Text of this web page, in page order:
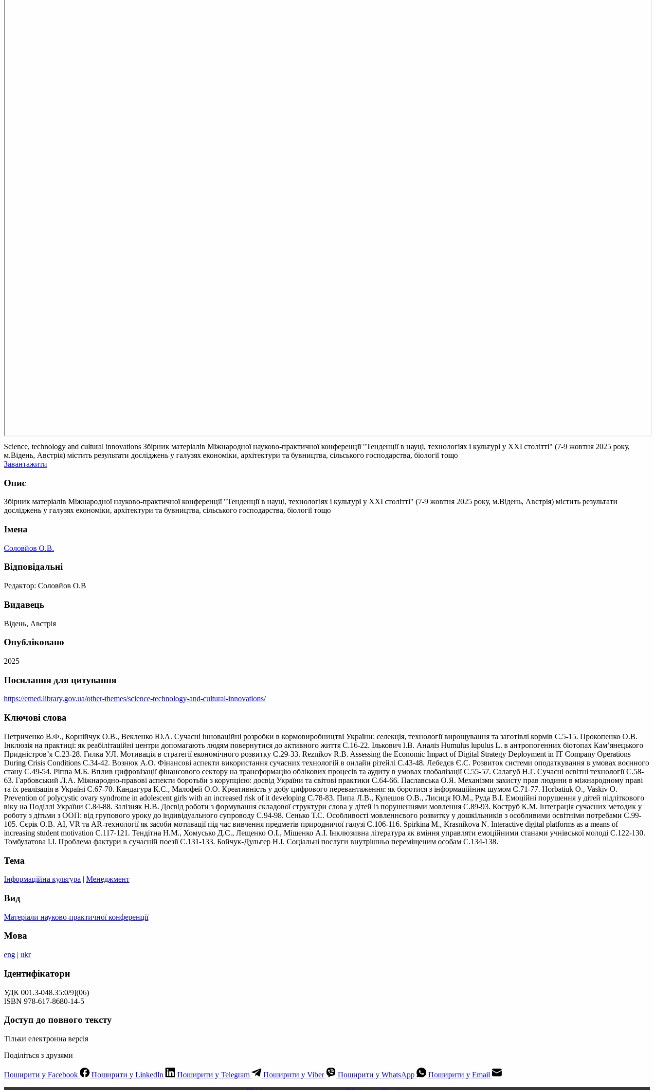
Science, technology and cultural innovations Збірник матеріалів Міжнародної науково-практичної конференції "Тенденції в науці, технологіях і культурі у XXI столітті" (7-9 жовтня 2025 року,
м.Відень, Австрія) містить результати досліджень у галузях економіки, архітектури та бувництва, сільського господарства, біології тощо
Завантажити
Опис
Збірник матеріалів Міжнародної науково-практичної конференції "Тенденції в науці, технологіях і культурі у XXI столітті" (7-9 жовтня 2025 року, м.Відень, Австрія) містить результати
досліджень у галузях економіки, архітектури та бувництва, сільського господарства, біології тощо
Імена
Соловйов О.В.
Відповідальні
Редактор: Соловйов О.В
Видавець
Відень, Австрія
Опубліковано
2025
Посилання для цитування
https://emed.library.gov.ua/other-themes/science-technology-and-cultural-innovations/
Ключові слова
Петриченко В.Ф., Корнійчук О.В., Векленко Ю.А. Сучасні інноваційні розробки в кормовиробництві України: селекція, технології вирощування та заготівлі кормів С.5-15. Прокопенко О.В.
Інклюзія на практиці: як реабілітаційні центри допомагають людям повернутися до активного життя С.16-22. Ількович І.В. Аналіз Humulus lupulus L. в антропогенних біотопах Кам’янецького
Придністров’я С.23-28. Гилка У.Л. Мотивація в стратегії економічного розвитку С.29-33. Reznikov R.B. Assessing the Economic Impact of Digital Strategy Deployment in IT Company Operations
During Crisis Conditions С.34-42. Вознюк А.О. Фінансові аспекти використання сучасних технологій в онлайн рітейлі С.43-48. Лебедєв Є.С. Розвиток системи оподаткування в умовах воєнного
стану С.49-54. Ріппа М.Б. Вплив цифровізації фінансового сектору на трансформацію облікових процесів та аудиту в умовах глобалізації С.55-57. Салагуб Н.Г. Сучасні освітні технології С.58-
63. Гарбовський Л.А. Міжнародно-правові аспекти боротьби з корупцією: досвід України та світові практики С.64-66. Паславська О.Я. Механізми захисту прав людини в міжнародному праві
та їх реалізація в Україні С.67-70. Кандагура К.С., Малофей О.О. Креативність у добу цифрового перевантаження: як боротися з інформаційним шумом С.71-77. Horbatiuk O., Vaskiv O.
Prevention of polycystic ovary syndrome in adolescent girls with an increased risk of it developing С.78-83. Пипа Л.В., Кулешов О.В., Лисиця Ю.М., Руда В.І. Емоційні порушення у дітей підліткового
віку на Поділлі України С.84-88. Залізняк Н.В. Досвід роботи з формування складової структури слова у дітей із порушеннями мовлення С.89-93. Коструб К.М. Інтеграція сучасних методик у
роботу з дітьми з ООП: від групового уроку до індивідуального супроводу С.94-98. Сенько Т.С. Особливості мовленнєвого розвитку у дошкільників з особливими освітніми потребами С.99-
105. Сєрік О.В. AI, VR та AR-технології як засоби мотивації під час вивчення предметів природничої галузі С.106-116. Spirkina M., Krasnikova N. Interactive digital platforms as a means of
increasing student motivation С.117-121. Тендітна Н.М., Хомусько Д.С., Лещенко О.І., Міщенко А.I. Інклюзивна література як вміння управляти емоційними станами учнівської молоді С.122-130.
Томбулатова І.І. Проблема фактури в сучасній поезії С.131-133. Бойчук-Дульгер Н.I. Соціальні послуги внутрішньо переміщеним особам С.134-138.
Тема
Інформаційна культура | Менеджмент
Вид
Матеріали науково-практичної конференції
Мова
eng | ukr
Ідентифікатори
УДК 001.3-048.35:0/9](06)
ISBN 978-617-8680-14-5
Доступ до повного тексту
Тільки електронна версія
Поділіться з друзями
Поширити у Facebook Поширити у LinkedIn Поширити у Telegram Поширити у Viber Поширити у WhatsApp
Поширити у Email